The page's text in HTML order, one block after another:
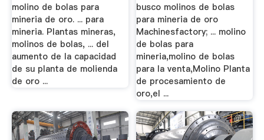
molino de bolas para
mineria de oro. ... para
mineria. Plantas mineras,
molinos de bolas, ... del
aumento de la capacidad
de su planta de molienda
de oro ...
busco molinos de bolas
para mineria de oro
Machinesfactory; ... molino
de bolas para
mineria,molino de bolas
para la venta,Molino Planta
de procesamiento de
oro,el ...